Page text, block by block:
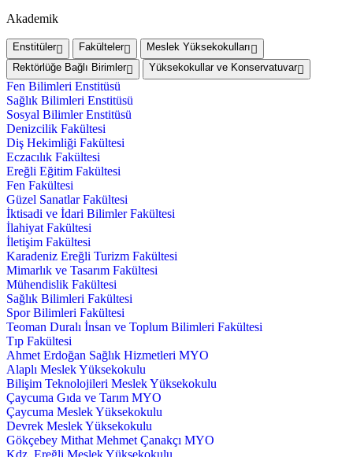
Akademik
Enstitüler Fakülteler
Meslek Yüksekokulları
Rektörlüğe Bağlı Birimler
Yüksekokullar ve Konservatuvar
Fen Bilimleri Enstitüsü
Sağlık Bilimleri Enstitüsü
Sosyal Bilimler Enstitüsü
Denizcilik Fakültesi
Diş Hekimliği Fakültesi
Eczacılık Fakültesi
Ereğli Eğitim Fakültesi
Fen Fakültesi
Güzel Sanatlar Fakültesi
İktisadi ve İdari Bilimler Fakültesi
İlahiyat Fakültesi
İletişim Fakültesi
Karadeniz Ereğli Turizm Fakültesi
Mimarlık ve Tasarım Fakültesi
Mühendislik Fakültesi
Sağlık Bilimleri Fakültesi
Spor Bilimleri Fakültesi
Teoman Duralı İnsan ve Toplum Bilimleri Fakültesi
Tıp Fakültesi
Ahmet Erdoğan Sağlık Hizmetleri MYO
Alaplı Meslek Yüksekokulu
Bilişim Teknolojileri Meslek Yüksekokulu
Çaycuma Gıda ve Tarım MYO
Çaycuma Meslek Yüksekokulu
Devrek Meslek Yüksekokulu
Gökçebey Mithat Mehmet Çanakçı MYO